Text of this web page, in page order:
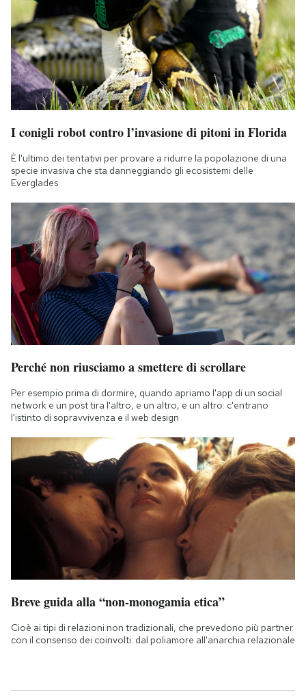
I conigli robot contro l’invasione di pitoni in Florida
È l'ultimo dei tentativi per provare a ridurre la popolazione di una
specie invasiva che sta danneggiando gli ecosistemi delle
Everglades
Perché non riusciamo a smettere di scrollare
Per esempio prima di dormire, quando apriamo l'app di un social
network e un post tira l'altro, e un altro, e un altro: c'entrano
l'istinto di sopravvivenza e il web design
Breve guida alla “non-monogamia etica”
Cioè ai tipi di relazioni non tradizionali, che prevedono più partner
con il consenso dei coinvolti: dal poliamore all'anarchia relazionale